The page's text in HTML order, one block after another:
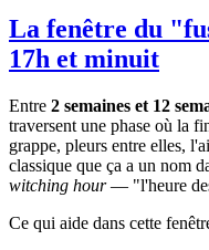
La fenêtre du
17h et minuit
Entre 2 semaines et 12
traversent une phase où la
grappe, pleurs entre elles,
classique que ça a un nom
witching hour— "l'heure
Ce qui aide dans cette